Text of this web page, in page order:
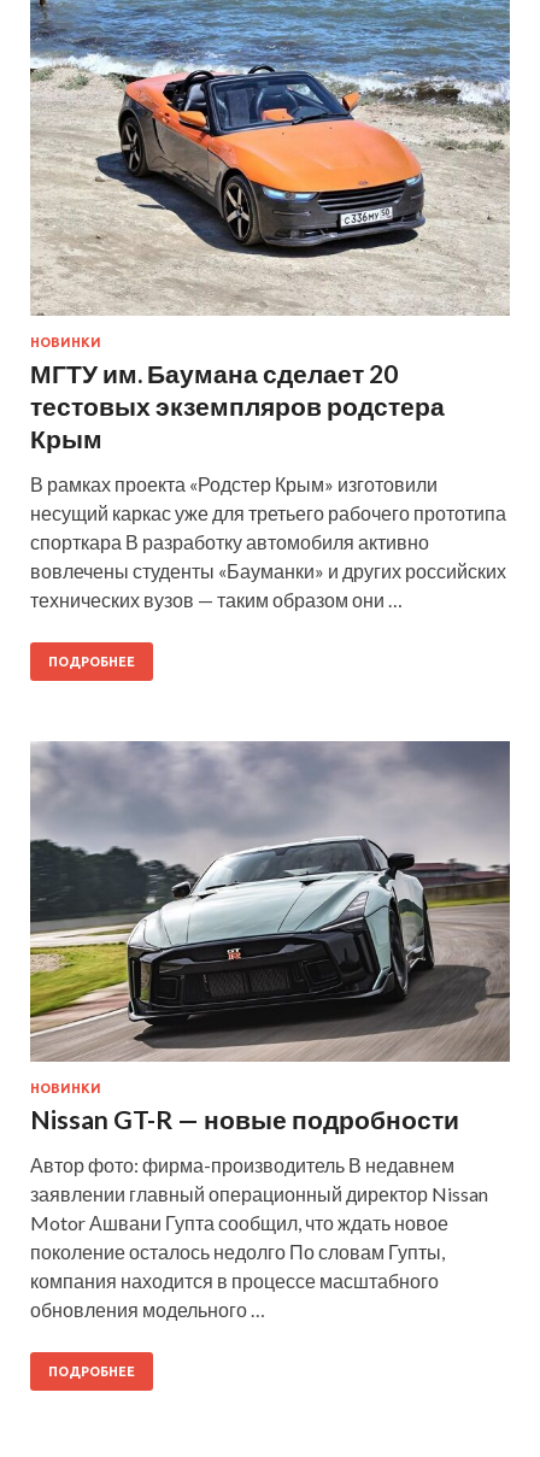
НОВИНКИ
МГТУ им. Баумана сделает 20
тестовых экземпляров родстера
Крым
В рамках проекта «Родстер Крым» изготовили
несущий каркас уже для третьего рабочего прототипа
спорткара В разработку автомобиля активно
вовлечены студенты «Бауманки» и других российских
технических вузов — таким образом они …
ПОДРОБНЕЕ
НОВИНКИ
Nissan GT-R — новые подробности
Автор фото: фирма-производитель В недавнем
заявлении главный операционный директор Nissan
Motor Ашвани Гупта сообщил, что ждать новое
поколение осталось недолго По словам Гупты,
компания находится в процессе масштабного
обновления модельного …
ПОДРОБНЕЕ